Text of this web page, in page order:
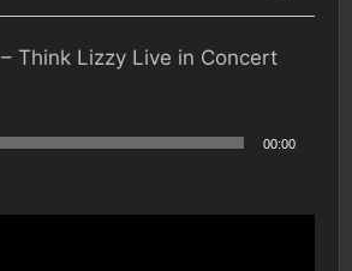
– Think Lizzy Live in Concert
00:00